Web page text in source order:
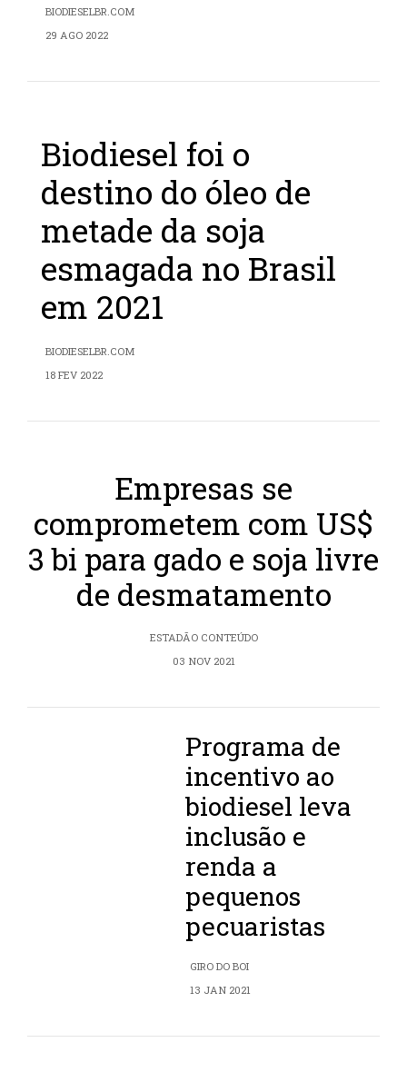
BIODIESELBR.COM
29 AGO 2022
Biodiesel foi o
destino do óleo de
metade da soja
esmagada no Brasil
em 2021
BIODIESELBR.COM
18 FEV 2022
Empresas se
comprometem com US$
3 bi para gado e soja livre
de desmatamento
ESTADÃO CONTEÚDO
03 NOV 2021
Programa de
incentivo ao
biodiesel leva
inclusão e
renda a
pequenos
pecuaristas
GIRO DO BOI
13 JAN 2021